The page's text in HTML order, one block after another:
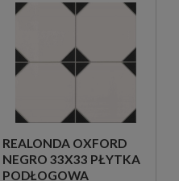
REALONDA OXFORD
NEGRO 33X33 PŁYTKA
PODŁOGOWA